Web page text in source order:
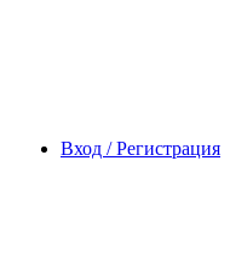
Вход / Регистрация